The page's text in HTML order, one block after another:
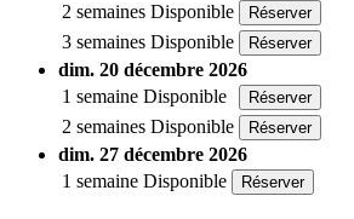
2 semaines Disponible Réserver
3 semaines Disponible Réserver
dim. 20 décembre 2026
1 semaine Disponible Réserver
2 semaines Disponible Réserver
dim. 27 décembre 2026
1 semaine Disponible Réserver